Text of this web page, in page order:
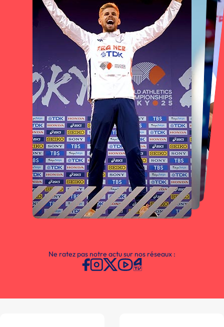
Ne ratez pas notre actu sur nos réseaux :